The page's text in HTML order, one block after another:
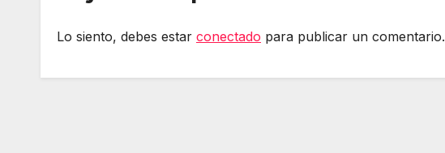
Lo siento, debes estar conectado para publicar un comentario.